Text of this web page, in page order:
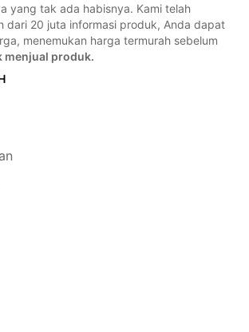
yang tak ada habisnya. Kami telah
dari 20 juta informasi produk, Anda dapat
menemukan harga termurah sebelum
menjual produk.